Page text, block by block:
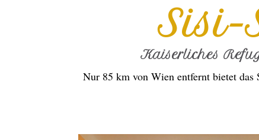
Sisi-
Kaiserliches
Nur 85 km von Wien entfernt bietet